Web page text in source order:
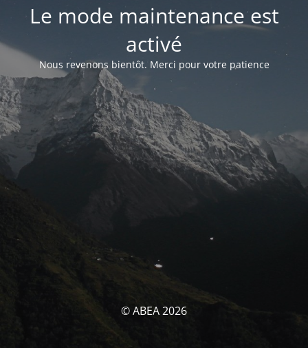
Le mode maintenance est
activé
Nous revenons bientôt. Merci pour votre patience
© ABEA 2026